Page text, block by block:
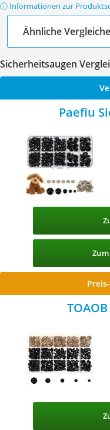
ⓘ Informationen zur
Ähnliche
Sicherheitsaugen
Paefiu